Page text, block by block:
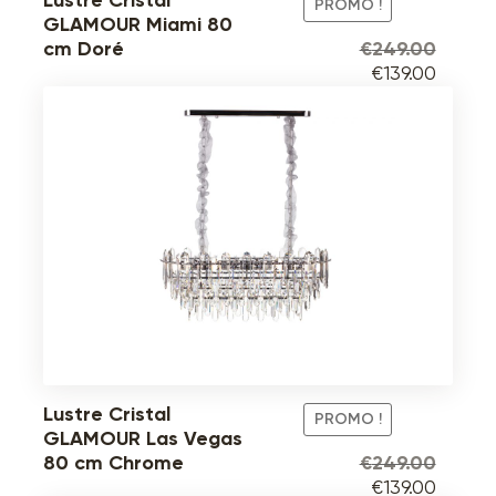
GLAMOUR Miami 80
cm Doré
PROMO !
€249.00
Le€139.00
Lustre Cristal
GLAMOUR Las Vegas
80 cm Chrome
PROMO !
€249.00
Le€139.00